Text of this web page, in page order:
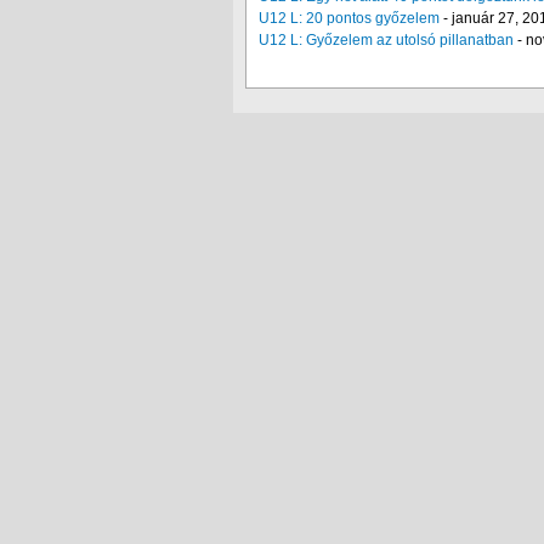
U12 L: 20 pontos győzelem - január 27,
U12 L: Győzelem az utolsó pillanatban -